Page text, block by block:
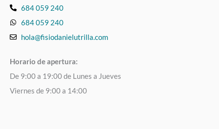
684 059 240
684 059 240
hola@fisiodanielutrilla.com
Horario de apertura:
De 9:00 a 19:00 de Lunes a Jueves
Viernes de 9:00 a 14:00